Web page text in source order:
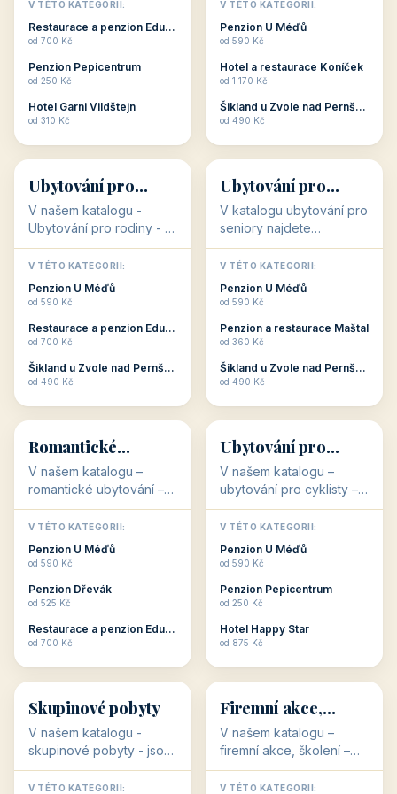
dovolenou přímo
souvisejí. Aktivní
odpočinek jso...
V TÉTO KATEGORII:
Restaurace a penzion Eduard
od 700 Kč
Penzion Pepicentrum
od 250 Kč
Hotel Garni Vildštejn
od 310 Kč
cenově dostupné
ubytování v ČR. Budete
c...
V TÉTO KATEGORII:
Penzion U Méďů
od 590 Kč
Hotel a restaurace Koníček
od 1 170 Kč
Šikland u Zvole nad Pernštejnem
od 490 Kč
👨‍👩‍👧‍👦
👨‍👩‍👧‍👦
34 objektů
Ubytování pro
rodiny
V našem katalogu -
Ubytování pro rodiny -
jsou pro Vás připraveny
objekty, které svojí
polohou či vybaveností,
nabízí klidné ubytování
V TÉTO KATEGORII:
Penzion U Méďů
od 590 Kč
Restaurace a penzion Eduard
od 700 Kč
Šikland u Zvole nad Pernštejnem
od 490 Kč
🧓
🧓
33 objektů
Ubytování pro
seniory
V katalogu ubytování pro
seniory najdete
penziony a hotely, které
jsou přizpůsobeny pro
ubytování klientů vyššího
věku. Některé z nich
V TÉTO KATEGORII:
Penzion U Méďů
od 590 Kč
Penzion a restaurace Maštal
od 360 Kč
Šikland u Zvole nad Pernštejnem
od 490 Kč
💕
💕
Romantické
ubytování
V našem katalogu –
romantické ubytování –
jsou pro Vás připraveny
objekty, které svojí
stavbou, polohou anebo
zaměřením nabízí
Romantické ...
V TÉTO KATEGORII:
Penzion U Méďů
od 590 Kč
Penzion Dřevák
od 525 Kč
Restaurace a penzion Eduard
od 700 Kč
🚴
🚴
32 objektů
Ubytování pro
cyklisty
V našem katalogu –
ubytování pro cyklisty –
jsou pro Vás připraveny
objekty, které jsou na
milovníky cykloturistiky
připraveny. Většinou mají
V TÉTO KATEGORII:
Penzion U Méďů
od 590 Kč
Penzion Pepicentrum
od 250 Kč
Hotel Happy Star
od 875 Kč
👥
👥
32 objektů
Skupinové pobyty
V našem katalogu -
skupinové pobyty - jsou
pro Vás připraveny
objekty, které nabízí
V TÉTO KATEGORII:
💼
💼
31 objektů
Firemní akce,
školení
V našem katalogu –
firemní akce, školení –
jsou pro Vás připraveny
objekty, které mají
V TÉTO KATEGORII: